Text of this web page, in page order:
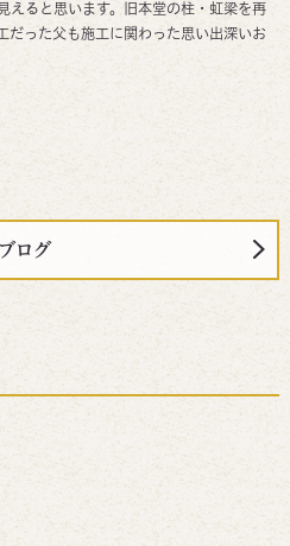
えると思います。旧本堂の柱・虹梁を再
だった父も施工に関わった思い出深いお
ブログ